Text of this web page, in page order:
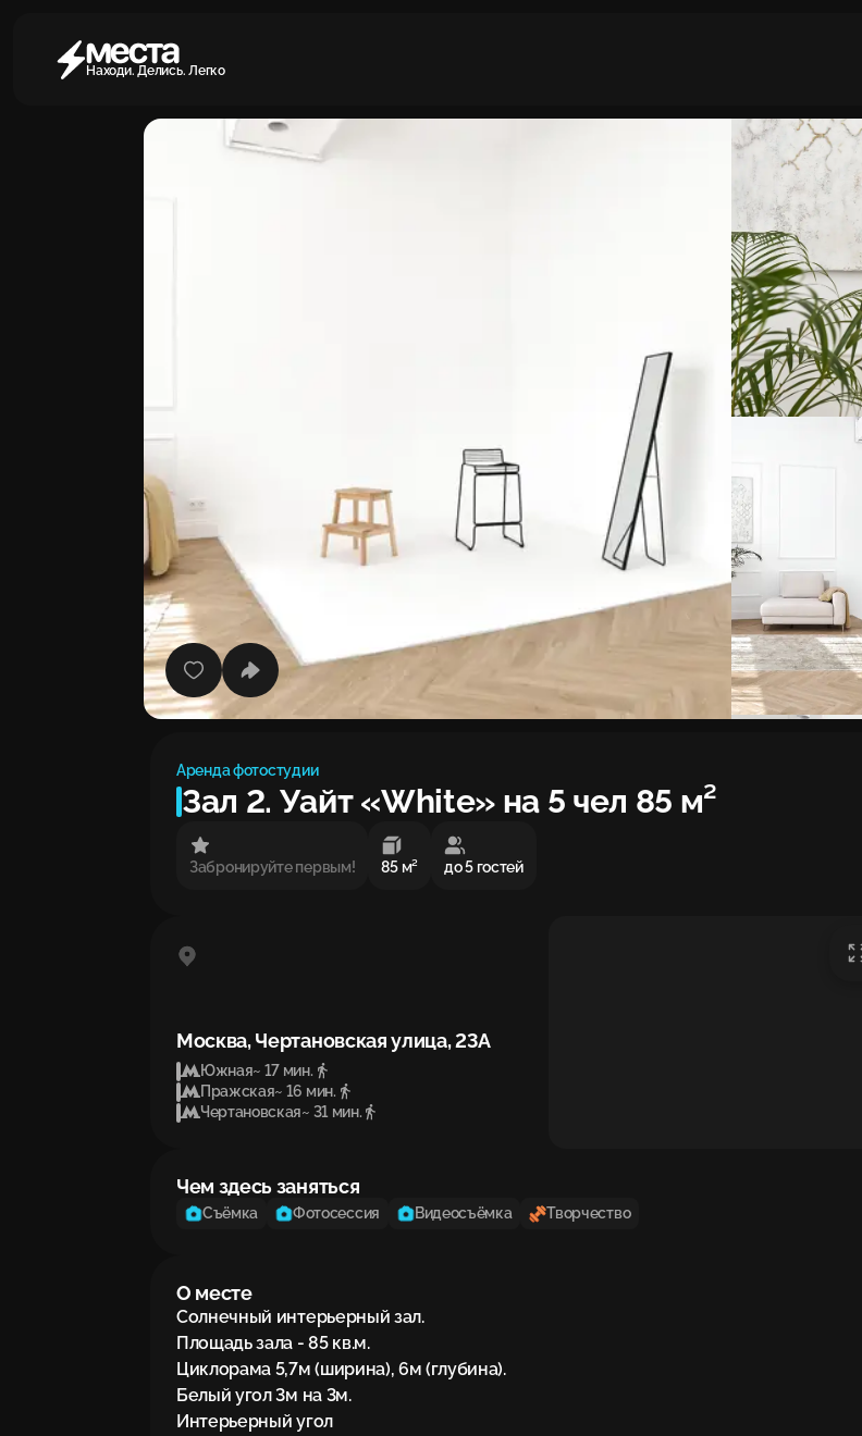
Находи. Делись. Легко
Аренда фотостудии
Зал 2. Уайт «White» на 5 чел 85 м²
Забронируйте первым! 85 м² до 5 гостей
Москва, Чертановская улица, 23А
Южная~ 17 мин.
Пражская~ 16 мин.
Чертановская~ 31 мин.
Чем здесь заняться
Съёмка Фотосессия Видеосъёмка Творчество
О месте
Солнечный интерьерный зал.
Площадь зала - 85 кв.м.
Циклорама 5,7м (ширина), 6м (глубина).
Белый угол 3м на 3м.
Интерьерный угол